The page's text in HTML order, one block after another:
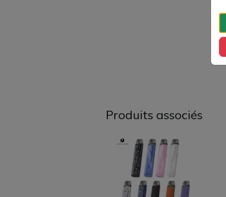
Produits associés